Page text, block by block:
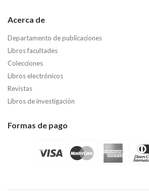
Acerca de
Departamento de publicaciones
Libros facultades
Colecciones
Libros electrónicos
Revistas
Libros de investigación
Formas de pago